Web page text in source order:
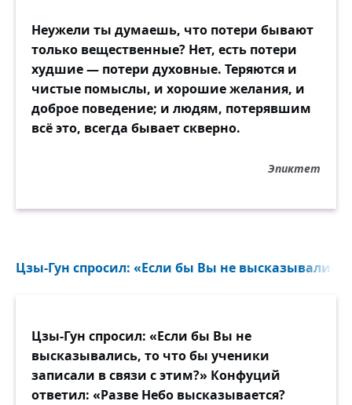
Неужели ты думаешь, что потери бывают
только вещественные? Нет, есть потери
худшие — потери духовные. Теряются и
чистые помыслы, и хорошие желания, и
доброе поведение; и людям, потерявшим
всё это, всегда бывает скверно.
Эпиктет
Цзы-Гун спросил: «Если бы Вы не
Цзы-Гун спросил: «Если бы Вы не
высказывались, то что бы ученики
записали в связи с этим?» Конфуций
ответил: «Разве Небо высказывается?